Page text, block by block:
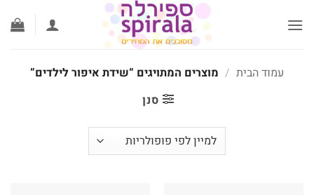
לתוכן
עמוד הבית / מוצרים המתויגים “שידת איפור לילדים”
סנן